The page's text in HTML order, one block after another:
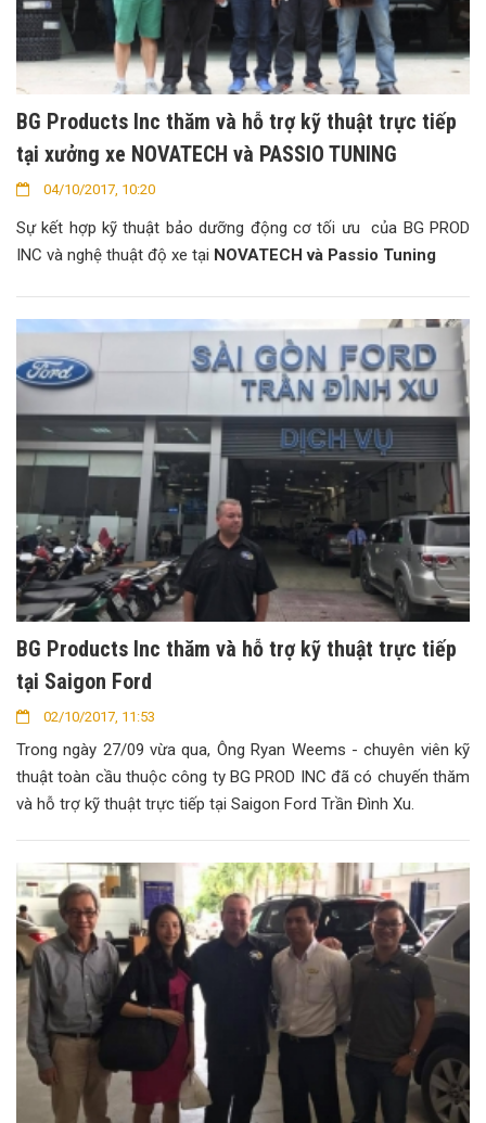
BG Products Inc thăm và hỗ trợ kỹ thuật trực tiếp
tại xưởng xe NOVATECH và PASSIO TUNING
04/10/2017, 10:20
Sự kết hợp kỹ thuật bảo dưỡng động cơ tối ưu của BG PROD
INC và nghệ thuật độ xe tại NOVATECH và Passio Tuning
BG Products Inc thăm và hỗ trợ kỹ thuật trực tiếp
tại Saigon Ford
02/10/2017, 11:53
Trong ngày 27/09 vừa qua, Ông Ryan Weems - chuyên viên kỹ
thuật toàn cầu thuộc công ty BG PROD INC đã có chuyến thăm
và hỗ trợ kỹ thuật trực tiếp tại Saigon Ford Trần Đình Xu.